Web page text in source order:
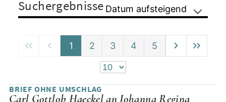
Suchergebnisse Datum aufsteigend
1 2 3 4 5
BRIEF OHNE UMSCHLAG
Carl Gottlob Haeckel an Johanna Regina